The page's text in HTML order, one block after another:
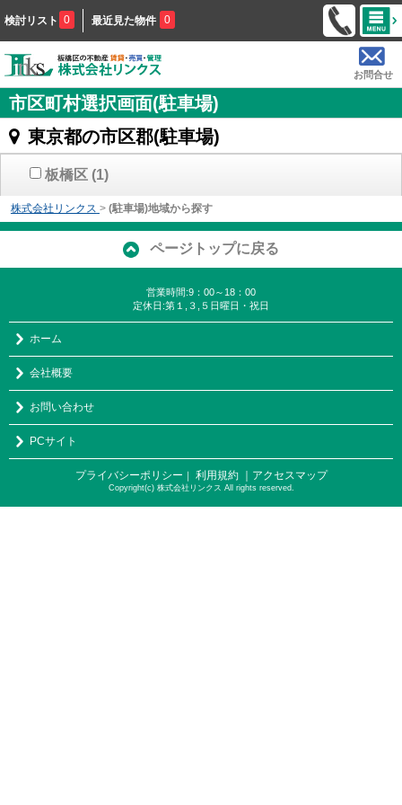
検討リスト 0 最近見た物件 0
お問合せ
市区町村選択画面(駐車場)
東京都の市区郡(駐車場)
板橋区 (1)
株式会社リンクス > (駐車場)地域から探す
ページトップに戻る
営業時間:9：00～18：00
定休日:第１,３,５日曜日・祝日
ホーム
会社概要
お問い合わせ
PCサイト
プライバシーポリシー ｜ 利用規約 ｜アクセスマップ
Copyright(c) 株式会社リンクス All rights reserved.